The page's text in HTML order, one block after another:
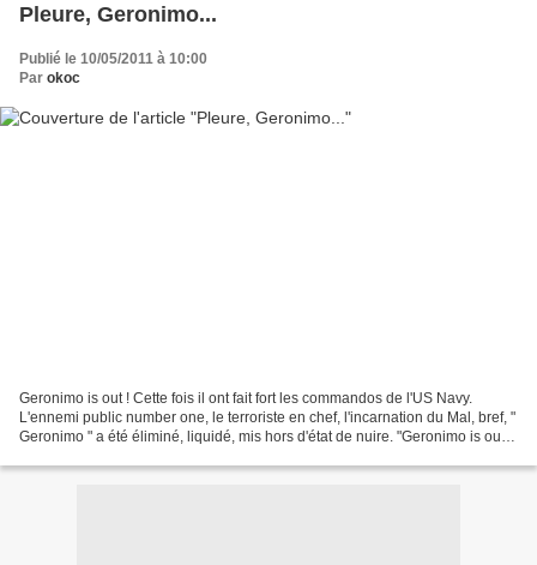
Pleure, Geronimo...
Publié le 10/05/2011 à 10:00
Par okoc
Geronimo is out ! Cette fois il ont fait fort les commandos de l'US Navy.
L'ennemi public number one, le terroriste en chef, l'incarnation du Mal, bref, "
Geronimo " a été éliminé, liquidé, mis hors d'état de nuire. "Geronimo is out !"